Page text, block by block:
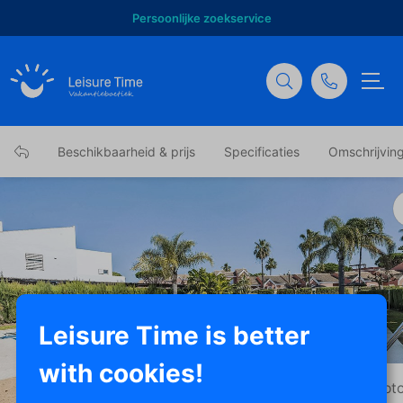
Persoonlijke zoekservice
Beschikbaarheid & prijs Specificaties
Toon alle
Leisure Time is better
with cookies!